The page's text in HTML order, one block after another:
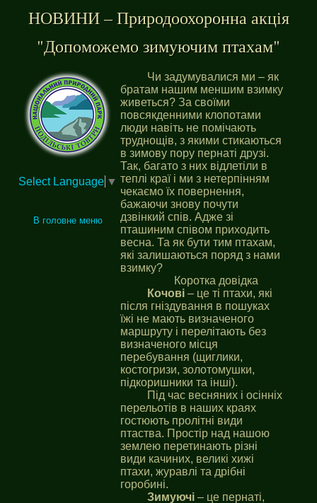
НОВИНИ – Природоохоронна акція
"Допоможемо зимуючим птахам"
Select Language ▼
В головне меню
Чи задумувалися ми – як
братам нашим меншим взимку
живеться? За своїми
повсякденними клопотами
люди навіть не помічають
труднощів, з якими стикаються
в зимову пору пернаті друзі.
Так, багато з них відлетіли в
теплі краї і ми з нетерпінням
чекаємо їх повернення,
бажаючи знову почути
дзвінкий спів. Адже зі
пташиним співом приходить
весна. Та як бути тим птахам,
які залишаються поряд з нами
взимку?
Коротка довідка
Кочові– це ті птахи, які
після гніздування в пошуках
їжі не мають визначеного
маршруту і перелітають без
визначеного місця
перебування (щиглики,
костогризи, золотомушки,
підкоришники та інші).
Під час весняних і осінніх
перельотів в наших краях
гостюють пролітні види
птаства. Простір над нашою
землею перетинають різні
види качиних, великі хижі
птахи, журавлі та дрібні
горобині.
Зимуючі– це пернаті,